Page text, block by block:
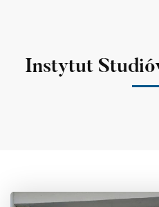
Instytut